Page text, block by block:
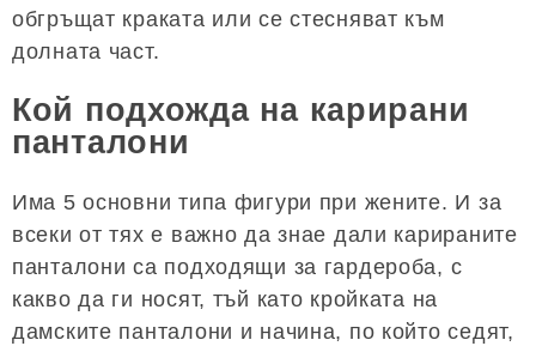
обгръщат краката или се стесняват към
долната част.
Кой подхожда на карирани
панталони
Има 5 основни типа фигури при жените. И за
всеки от тях е важно да знае дали карираните
панталони са подходящи за гардероба, с
какво да ги носят, тъй като кройката на
дамските панталони и начина, по който седят,